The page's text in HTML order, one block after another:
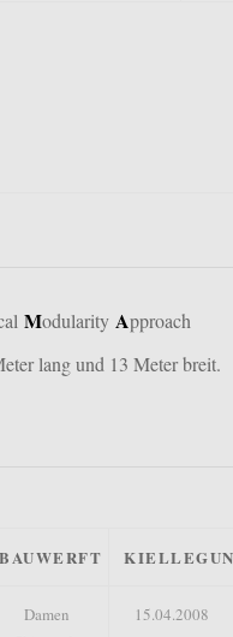
Modularity Approach
lang und 13 Meter breit.
BAUWERFT
Damen
15.04.2008